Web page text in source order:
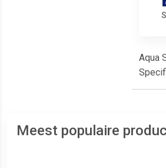
Aqua
Meest populaire